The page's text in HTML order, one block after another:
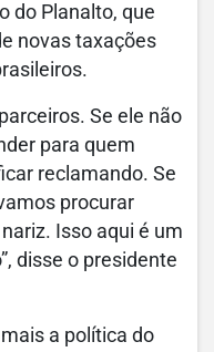
do Planalto, que
novas taxações
Se ele não
para quem
reclamando. Se
procurar
Isso aqui é um
disse o presidente
a política do